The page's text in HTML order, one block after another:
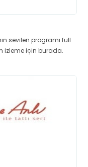
sevilen programı full
izleme için burada.